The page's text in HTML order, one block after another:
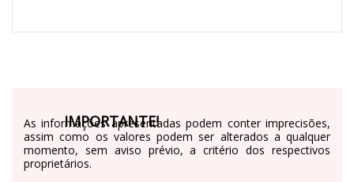
IMPORTANTE!
As informações apresentadas podem conter imprecisões,
assim como os valores podem ser alterados a qualquer
momento, sem aviso prévio, a critério dos respectivos
proprietários.